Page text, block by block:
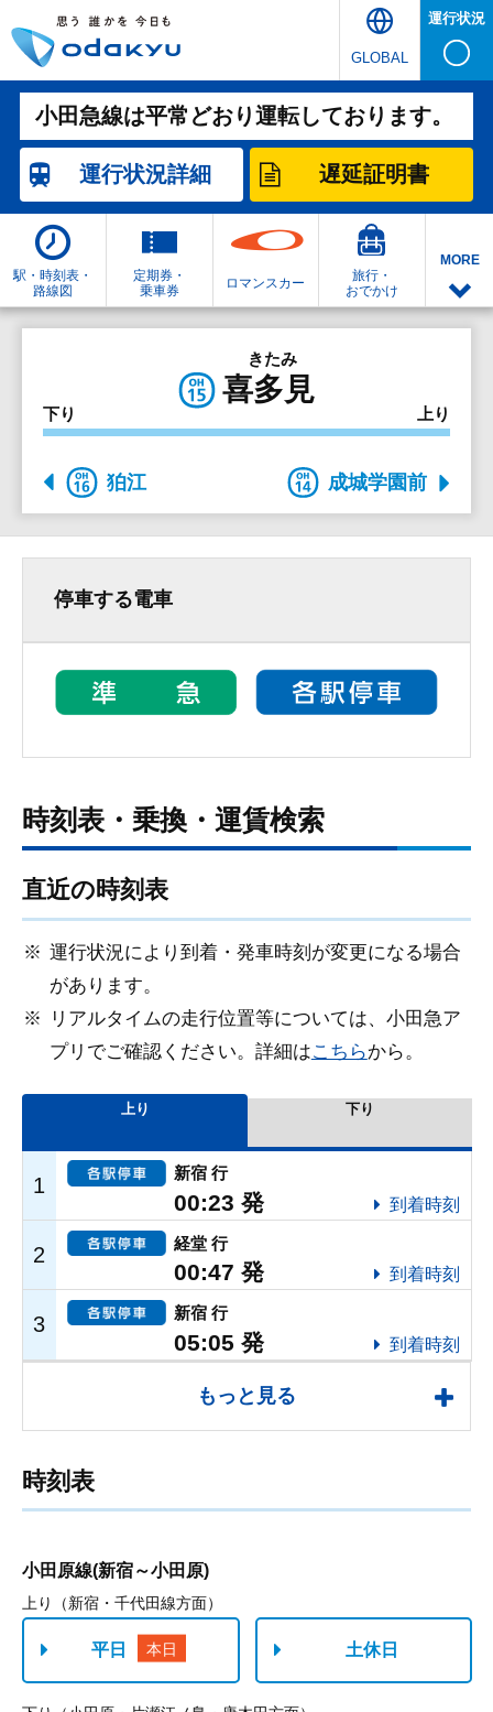
GLOBAL
運行状況
小田急線は平常どおり運転しております。
運行状況詳細 遅延証明書
駅・時刻表・
路線図
定期券・
乗車券
ロマンスカー
旅行・
おでかけ
MORE
きたみ
喜多見
上り
下り
狛江 成城学園前
停車する電車
時刻表・乗換・運賃検索
直近の時刻表
運行状況により到着・発車時刻が変更になる場合
があります。
リアルタイムの走行位置等については、小田急ア
プリでご確認ください。詳細はこちらから。
もっと見る
時刻表